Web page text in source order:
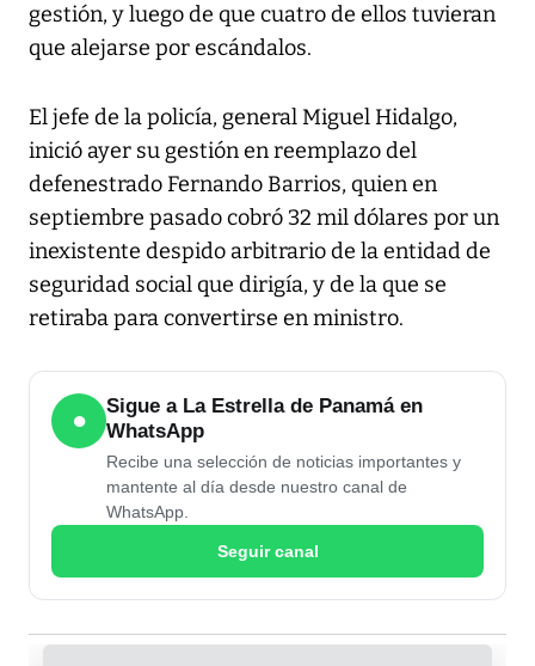
gestión, y luego de que cuatro de ellos tuvieran
que alejarse por escándalos.
El jefe de la policía, general Miguel Hidalgo,
inició ayer su gestión en reemplazo del
defenestrado Fernando Barrios, quien en
septiembre pasado cobró 32 mil dólares por un
inexistente despido arbitrario de la entidad de
seguridad social que dirigía, y de la que se
retiraba para convertirse en ministro.
●
Sigue a La Estrella de Panamá en
WhatsApp
Recibe una selección de noticias importantes y
mantente al día desde nuestro canal de
WhatsApp.
Seguir canal